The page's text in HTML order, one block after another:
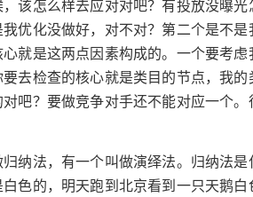
该怎么样去应对对吧？有投放没曝
优化没做好，对不对？第二个是不
就是这两点因素构成的。一个要考虑
去检查的核心就是类目的节点，我的
吧？要做竞争对手还不能对应一个
纳法，有一个叫做演绎法。归纳法
色的，明天跑到北京看到一只天鹅